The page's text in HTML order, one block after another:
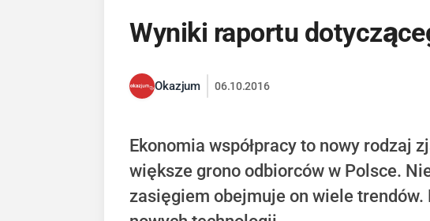
Wyniki raportu
Okazjum 06.10.2016
Ekonomia współpracy to nowy rodzaj
większe grono odbiorców w Polsce.
zasięgiem obejmuje on wiele